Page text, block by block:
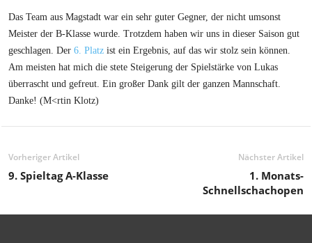
Das Team aus Magstadt war ein sehr guter Gegner, der nicht umsonst
Meister der B-Klasse wurde. Trotzdem haben wir uns in dieser Saison gut
geschlagen. Der6. Platz ist ein Ergebnis, auf das wir stolz sein können.
Am meisten hat mich die stete Steigerung der Spielstärke von Lukas
überrascht und gefreut. Ein großer Dank gilt der ganzen Mannschaft.
Danke! (M<rtin Klotz)
Vorheriger Artikel
9. Spieltag A-Klasse
Nächster Artikel
1. Monats-
Schnellschachopen